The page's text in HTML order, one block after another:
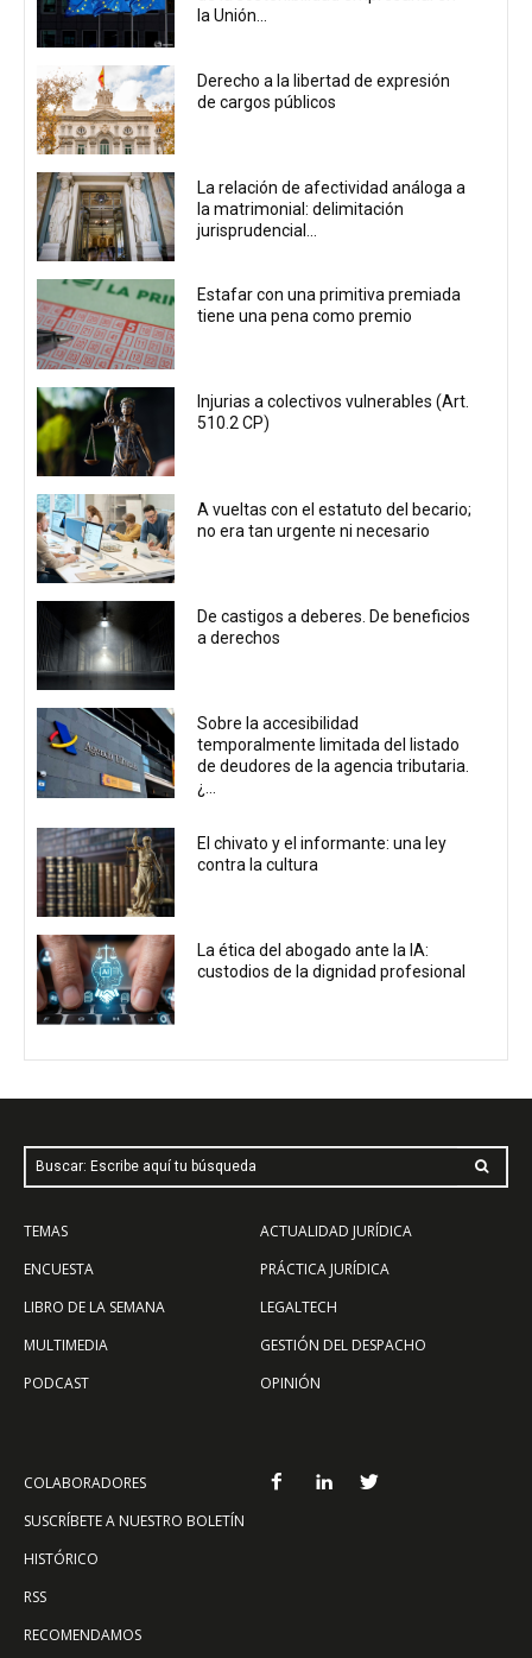
la Unión...
Derecho a la libertad de expresión
de cargos públicos
La relación de afectividad análoga a
la matrimonial: delimitación
jurisprudencial...
Estafar con una primitiva premiada
tiene una pena como premio
Injurias a colectivos vulnerables (Art.
510.2 CP)
A vueltas con el estatuto del becario;
no era tan urgente ni necesario
De castigos a deberes. De beneficios
a derechos
Sobre la accesibilidad
temporalmente limitada del listado
de deudores de la agencia tributaria.
¿...
El chivato y el informante: una ley
contra la cultura
La ética del abogado ante la IA:
custodios de la dignidad profesional
Buscar: Escribe aquí tu búsqueda
TEMAS
ENCUESTA
LIBRO DE LA SEMANA
MULTIMEDIA
PODCAST
ACTUALIDAD JURÍDICA
PRÁCTICA JURÍDICA
LEGALTECH
GESTIÓN DEL DESPACHO
OPINIÓN
COLABORADORES
SUSCRÍBETE A NUESTRO BOLETÍN
HISTÓRICO
RSS
RECOMENDAMOS